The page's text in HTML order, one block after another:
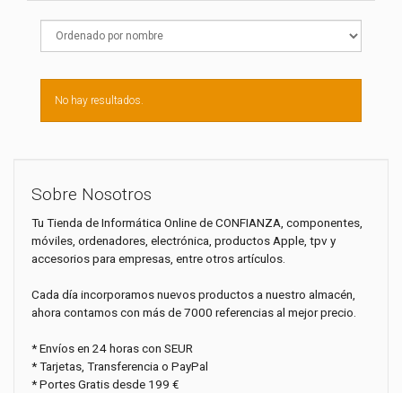
No hay resultados.
Sobre Nosotros
Tu Tienda de Informática Online de CONFIANZA, componentes,
móviles, ordenadores, electrónica, productos Apple, tpv y
accesorios para empresas, entre otros artículos.
Cada día incorporamos nuevos productos a nuestro almacén,
ahora contamos con más de 7000 referencias al mejor precio.
* Envíos en 24 horas con SEUR
* Tarjetas, Transferencia o PayPal
* Portes Gratis desde 199 €